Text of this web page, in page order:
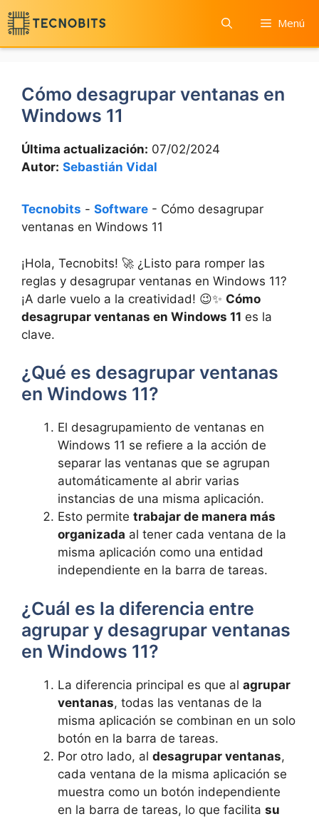
Saltar
al
contenido
Menú
Cómo desagrupar ventanas en
Windows 11
Última actualización: 07/02/2024
Autor: Sebastián Vidal
Tecnobits - Software - Cómo desagrupar
ventanas en Windows 11
¡Hola, Tecnobits! 🚀 ¿Listo para romper las
reglas y desagrupar ventanas en Windows 11?
¡A darle vuelo a la creatividad! 😉✨ Cómo
desagrupar ventanas en Windows 11 es la
clave.
¿Qué es desagrupar ventanas
en Windows 11?
El desagrupamiento de ventanas en
Windows 11 se refiere a la acción de
separar las ventanas que se agrupan
automáticamente al abrir varias
instancias de una misma aplicación.
Esto permite trabajar de manera más
organizada al tener cada ventana de la
misma aplicación como una entidad
independiente en la barra de tareas.
¿Cuál es la diferencia entre
agrupar y desagrupar ventanas
en Windows 11?
La diferencia principal es que al agrupar
ventanas, todas las ventanas de la
misma aplicación se combinan en un solo
botón en la barra de tareas.
Por otro lado, al desagrupar ventanas,
cada ventana de la misma aplicación se
muestra como un botón independiente
en la barra de tareas, lo que facilita su